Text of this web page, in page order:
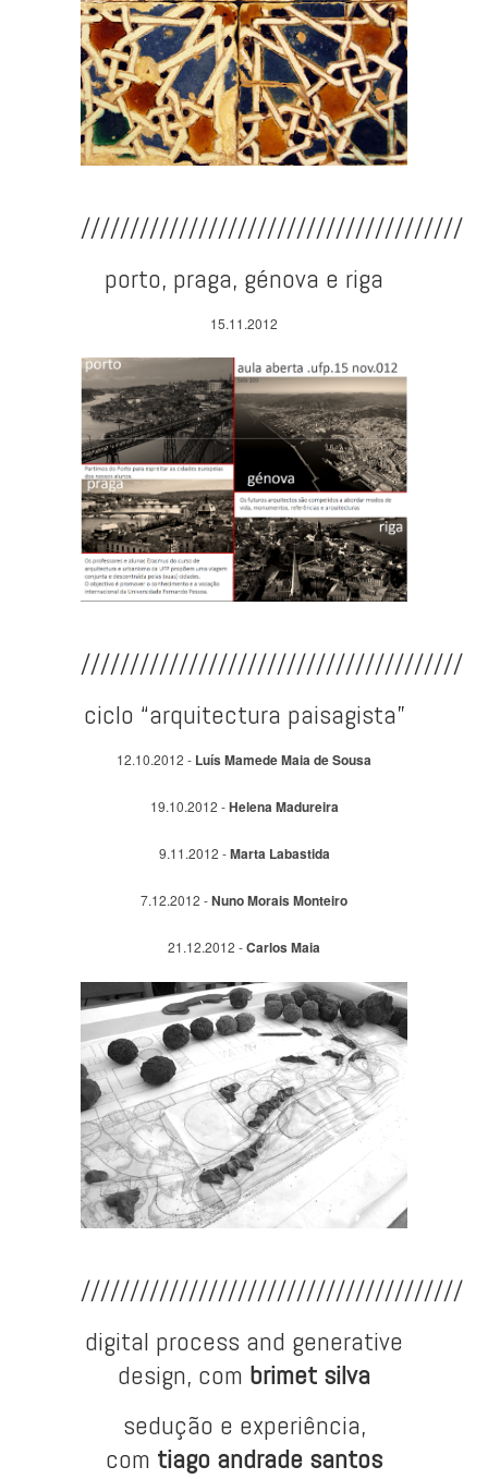
///////////////////////////////////////
porto, praga, génova e riga
15.11.2012
///////////////////////////////////////
ciclo “arquitectura paisagista”
12.10.2012 - Luís Mamede Maia de Sousa
19.10.2012 -Helena Madureira
9.11.2012 -Marta Labastida
7.12.2012 -Nuno Morais Monteiro
21.12.2012 -Carlos Maia
///////////////////////////////////////
digital process and generative
design, com brimet silva
sedução e experiência,
com tiago andrade santos